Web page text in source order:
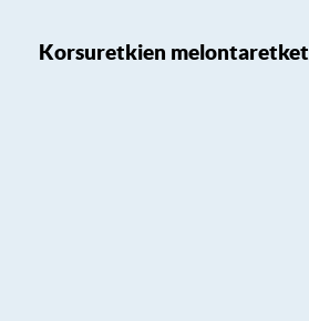
Korsuretkien melontaretket